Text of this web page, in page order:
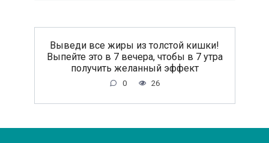
Выведи все жиры из толстой кишки!
Выпейте это в 7 вечера, чтобы в 7 утра
получить желанный эффект
0 26